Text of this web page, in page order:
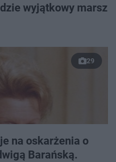
wyjątkowy marsz
29
na oskarżenia o
Barańską.